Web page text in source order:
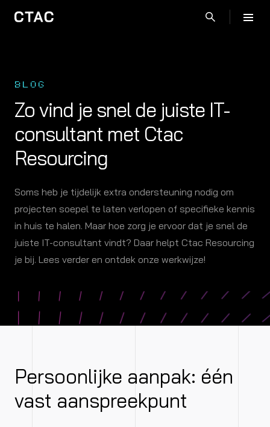
BLOG
Zo vind je snel de juiste IT-
consultant met Ctac
Resourcing
Soms heb je tijdelijk extra ondersteuning nodig om
projecten soepel te laten verlopen of specifieke kennis
in huis te halen. Maar hoe zorg je ervoor dat je snel de
juiste IT-consultant vindt? Daar helpt Ctac Resourcing
je bij. Lees verder en ontdek onze werkwijze!
Persoonlijke aanpak: één
vast aanspreekpunt